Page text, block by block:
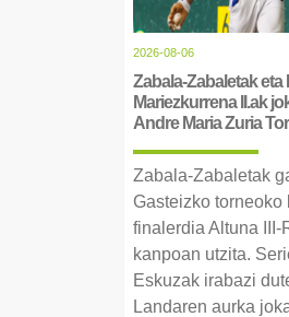
2026-08-06
Zabala-Zabaletak eta
Mariezkurrena II.ak
Andre Maria Zuria
Zabala-Zabaletak
Gasteizko torneoko
finalerdia Altuna III-
kanpoan utzita.
Eskuzak irabazi
Landaren aurka